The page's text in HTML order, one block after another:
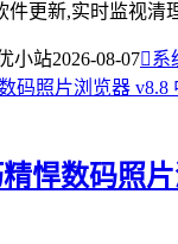
件更新,实时监视清
小站2026-08-07系
悍数码照